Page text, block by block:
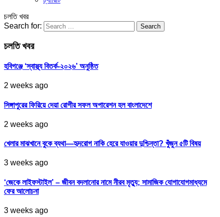
চলতি খবর
Search for:
চলতি খবর
হবিগঞ্জে ‘স্বাস্থ্য বিতর্ক-২০২৬’ অনুষ্ঠিত
2 weeks ago
সিঙ্গাপুরের ফিরিয়ে দেয়া রোগীর সফল অপারেশন হল বাংলাদেশে
2 weeks ago
খেলার মাঝখানে বুকে ব্যথা—হৃদরোগ নাকি হেরে যাওয়ার দুশ্চিন্তা? খুঁজুন ৫টি বিষয়
3 weeks ago
‘জেকে লাইফস্টাইল’ – জীবন বদলানোর নামে নীরব মৃত্যু; সামাজিক যোগাযোগমাধ্যমে
ফের আলোচনা
3 weeks ago